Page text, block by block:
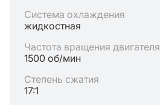
Система охлаждения
жидкостная
Частота вращения двигателя
1500 об/мин
Степень сжатия
17:1